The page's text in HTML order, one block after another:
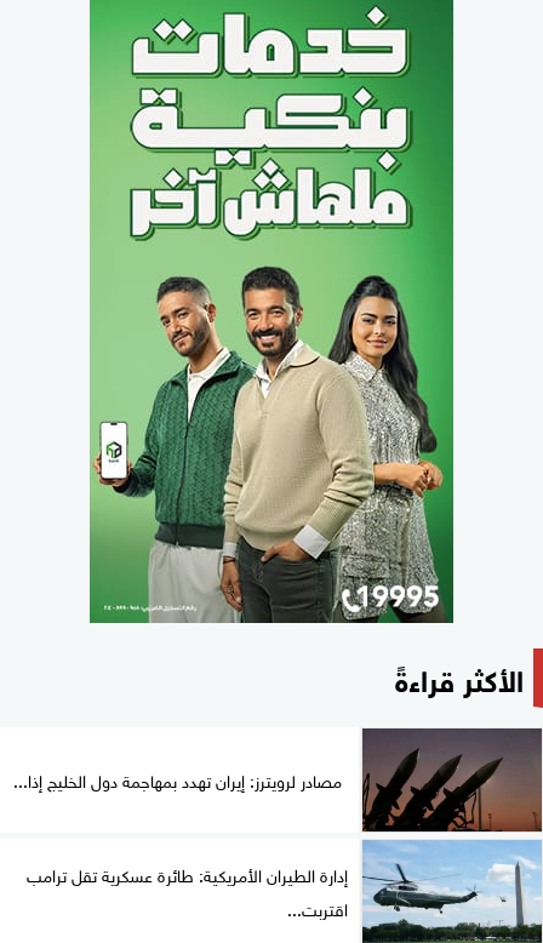
الأكثر قراءةً
مصادر لرويترز: إيران تهدد بمهاجمة دول الخليج إذا...
إدارة الطيران الأمريكية: طائرة عسكرية تقل ترامب
اقتربت...